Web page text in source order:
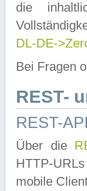
die
DL-DE-
Bei Fragen
REST-
REST-API
Über die
HTTP-
mobile